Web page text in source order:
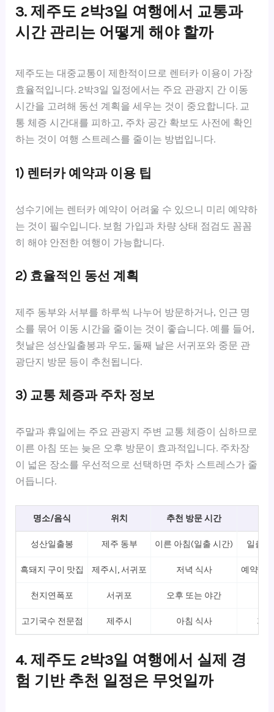
3. 제주도 2박3일 여행에서 교통과
시간 관리는 어떻게 해야 할까
제주도는 대중교통이 제한적이므로 렌터카 이용이 가장
효율적입니다. 2박3일 일정에서는 주요 관광지 간 이동
시간을 고려해 동선 계획을 세우는 것이 중요합니다. 교
통 체증 시간대를 피하고, 주차 공간 확보도 사전에 확인
하는 것이 여행 스트레스를 줄이는 방법입니다.
1) 렌터카 예약과 이용 팁
성수기에는 렌터카 예약이 어려울 수 있으니 미리 예약하
는 것이 필수입니다. 보험 가입과 차량 상태 점검도 꼼꼼
히 해야 안전한 여행이 가능합니다.
2) 효율적인 동선 계획
제주 동부와 서부를 하루씩 나누어 방문하거나, 인근 명
소를 묶어 이동 시간을 줄이는 것이 좋습니다. 예를 들어,
첫날은 성산일출봉과 우도, 둘째 날은 서귀포와 중문 관
광단지 방문 등이 추천됩니다.
3) 교통 체증과 주차 정보
주말과 휴일에는 주요 관광지 주변 교통 체증이 심하므로
이른 아침 또는 늦은 오후 방문이 효과적입니다. 주차장
이 넓은 장소를 우선적으로 선택하면 주차 스트레스가 줄
어듭니다.
명소/음식 위치 추천 방문 시간
성산일출봉 제주 동부 이른 아침(일출 시간) 일출
흑돼지 구이 맛집 제주시, 서귀포 저녁 식사 예약 필
천지연폭포 서귀포 오후 또는 야간
고기국수 전문점 제주시 아침 식사 가
4. 제주도 2박3일 여행에서 실제 경
험 기반 추천 일정은 무엇일까